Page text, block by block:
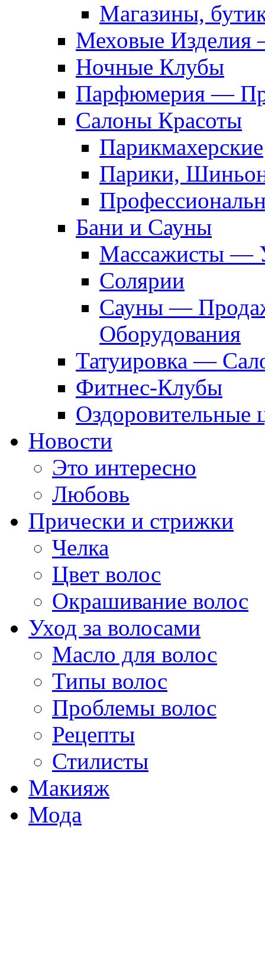
Магазины,
Меховые Изделия
Ночные Клубы
Парфюмерия —
Салоны Красоты
Парикмахерские
Парики,
Бани и Сауны
Массажисты —
Солярии
Сауны —
Оборудования
Татуировка —
Фитнес-Клубы
Оздоровительные
Новости
Это интересно
Любовь
Прически и стрижки
Челка
Цвет волос
Окрашивание волос
Уход за волосами
Масло для волос
Типы волос
Проблемы волос
Рецепты
Стилисты
Макияж
Мода